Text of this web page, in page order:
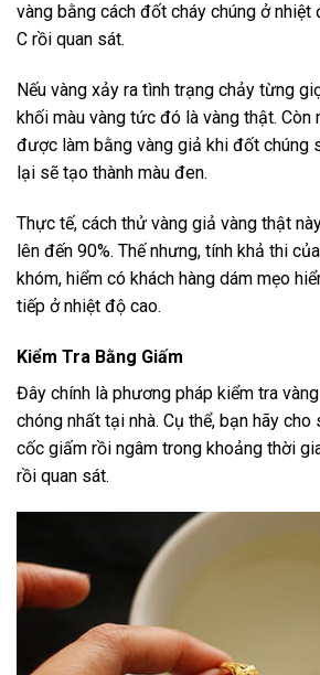
vàng bằng cách đốt cháy chúng ở
C rồi quan sát.
Nếu vàng xảy ra tình trạng chảy từng
khối màu vàng tức đó là vàng thật. Còn
được làm bằng vàng giả khi đốt chúng
lại sẽ tạo thành màu đen.
Thực tế, cách thử vàng giả vàng thật
lên đến 90%. Thế nhưng, tính khả thi
khóm, hiểm có khách hàng dám mẹo
tiếp ở nhiệt độ cao.
Kiểm Tra Bằng Giấm
Đây chính là phương pháp kiểm tra
chóng nhất tại nhà. Cụ thể, bạn hãy
cốc giấm rồi ngâm trong khoảng thời
rồi quan sát.